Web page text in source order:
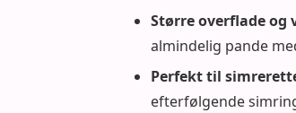
Større overflade og
almindelig pande
Perfekt til
efterfølgende